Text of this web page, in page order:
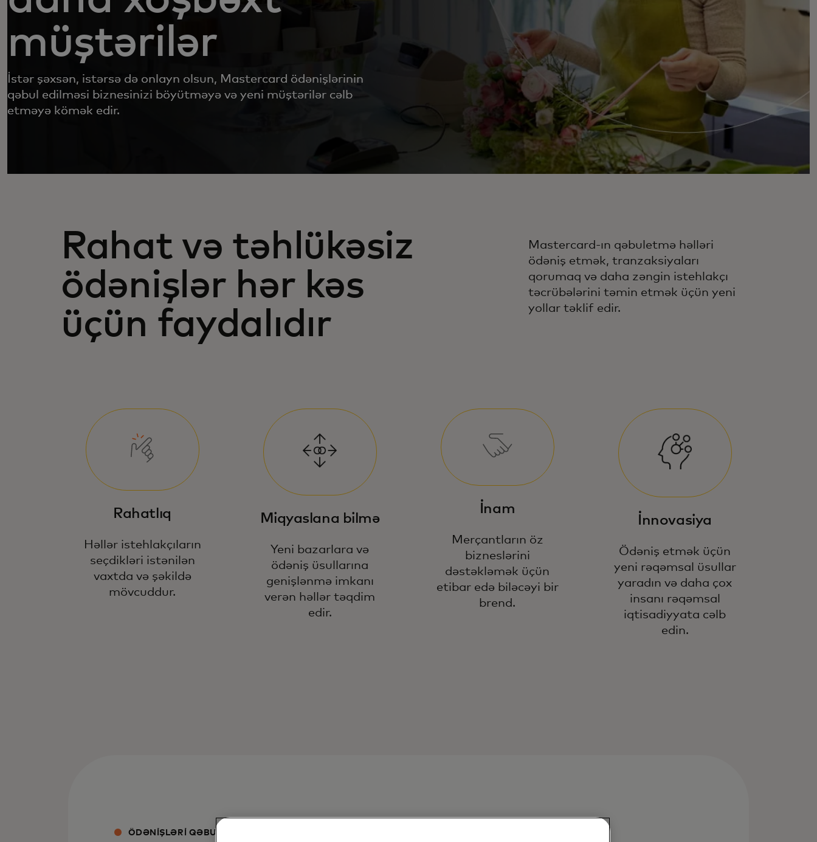
müştərilər
İstər şəxsən, istərsə də onlayn olsun, Mastercard ödənişlərinin
qəbul edilməsi biznesinizi böyütməyə və yeni müştərilər cəlb
etməyə kömək edir.
Rahat və təhlükəsiz
ödənişlər hər kəs
üçün faydalıdır
Mastercard-ın qəbuletmə həlləri
ödəniş etmək, tranzaksiyaları
qorumaq və daha zəngin istehlakçı
təcrübələrini təmin etmək üçün yeni
yollar təklif edir.
Rahatlıq
Həllər istehlakçıların
seçdikləri istənilən
vaxtda və şəkildə
mövcuddur.
Miqyaslana bilmə
Yeni bazarlara və
ödəniş üsullarına
genişlənmə imkanı
verən həllər təqdim
edir.
İnam
Merçantların öz
bizneslərini
dəstəkləmək üçün
etibar edə biləcəyi bir
brend.
İnnovasiya
Ödəniş etmək üçün
yeni rəqəmsal üsullar
yaradın və daha çox
insanı rəqəmsal
iqtisadiyyata cəlb
edin.
ÖDƏNIŞLƏRI QƏBULETMƏ YOLLARI